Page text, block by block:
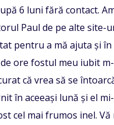
6 luni fără contact.
Paul de pe alte site-
pentru a mă ajuta și în
ore fostul meu iubit
că vrea să se
în aceeași lună și el
cel mai frumos inel. Vă